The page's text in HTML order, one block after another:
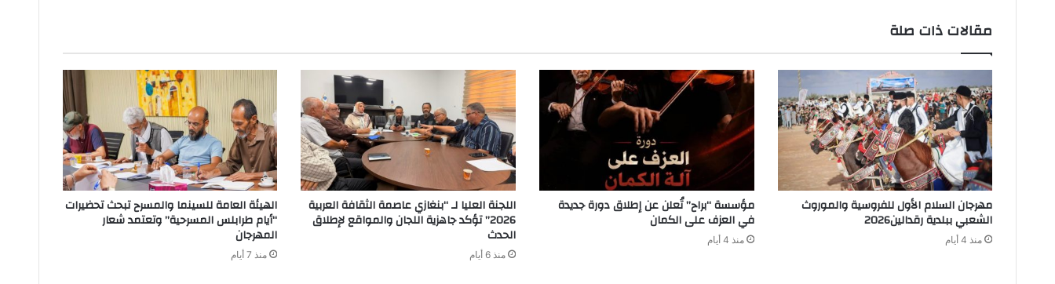
مقالات ذات صلة
مهرجان‭ ‬السلام‭ ‬الأول‭ ‬للفروسية‭ ‬والموروث‭
‬الشعبي‭ ‬ببلدية‭ ‬رقدالين‭ ‬2026‭ ‬
منذ 4 أيام
مؤسسة “براح” تُعلن عن إطلاق دورة جديدة
في العزف على الكمان
منذ 4 أيام
اللجنة العليا لـ “بنغازي عاصمة الثقافة العربية
2026” تؤكد جاهزية اللجان والمواقع لإطلاق
الحدث
منذ 6 أيام
الهيئة العامة للسينما والمسرح تبحث تحضيرات
“أيام طرابلس المسرحية” وتعتمد شعار
المهرجان
منذ 7 أيام